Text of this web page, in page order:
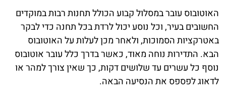
האוטובוס עובר במסלול קבוע הכולל תחנות רבות במוקדים
החשובים בעיר, וכל נוסע יכול לרדת בכל תחנה כדי לבקר
באטרקציות הסמוכות, ולאחר מכן לעלות על האוטובוס
הבא. התדירות נוחה מאוד, כאשר בדרך כלל עובר אוטובוס
נוסף כל עשרים עד שלושים דקות, כך שאין צורך למהר או
לדאוג לפספס את הנסיעה הבאה.